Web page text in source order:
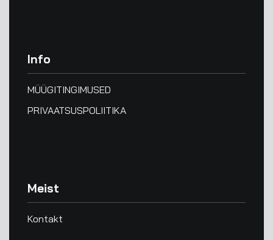
Info
MÜÜGITINGIMUSED
PRIVAATSUSPOLIITIKA
Meist
Kontakt